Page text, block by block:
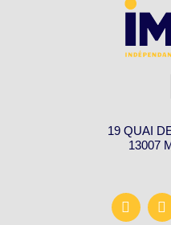
19 QUAI
13007